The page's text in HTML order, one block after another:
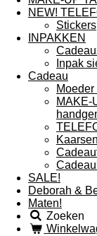
NEW!
Stickers
INPAKKEN
Inpak
Cadeau
MAKE-
Kaarsen
SALE!
Deborah &
Maten!
Zoeken